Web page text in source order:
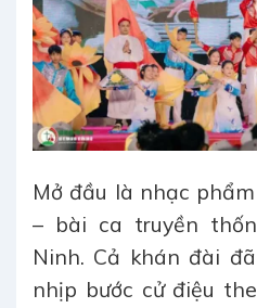
Mở đầu là nhạc phẩm
– bài ca truyền
Ninh. Cả khán đài
nhịp bước cử điệu